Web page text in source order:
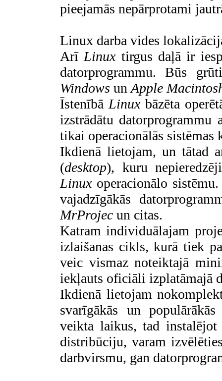
pieejamās nepārprotami
Linux darba vides
Arī Linuxtirgus daļā ir
datorprogrammu. Būs
Windows un Apple
Īstenībā Linuxbāzēta
izstrādātu
tikai operacionālās
Ikdienā lietojam, un tātad
(desktop), kuru
Linuxoperacionālo
vajadzīgākās
MrProjec un citas.
Katram individuālajam
izlaišanas cikls, kurā tiek
veic vismaz noteiktajā
iekļauts oficiāli izplatāmajā
Ikdienā lietojam
svarīgākās un
veikta laikus, tad instalējot
distribūciju, varam
darbvirsmu, gan